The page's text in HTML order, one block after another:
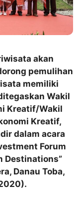
akan
pemulihan
memiliki
Wakil
Kreatif/Wakil
Kreatif,
dalam acara
Forum
Destinations”
Danau Toba,